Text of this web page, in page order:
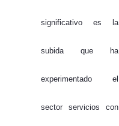
significativo es la
subida que ha
experimentado el
sector servicios con